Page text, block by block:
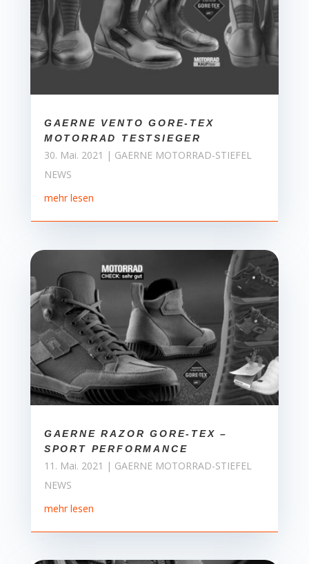
GAERNE VENTO GORE-TEX
MOTORRAD TESTSIEGER
30. Mai. 2021 | GAERNE MOTORRAD-STIEFEL
NEWS
mehr lesen
GAERNE RAZOR GORE-TEX –
SPORT PERFORMANCE
11. Mai. 2021 | GAERNE MOTORRAD-STIEFEL
NEWS
mehr lesen